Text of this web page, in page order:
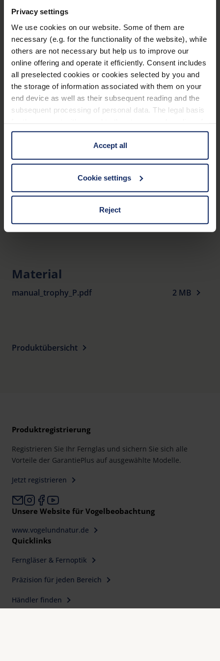
Privacy settings
We use cookies on our website. Some of them are
necessary (e.g. for the functionality of the website), while
others are not necessary but help us to improve our
online offering and operate it efficiently. Consent includes
all preselected cookies or cookies selected by you and
the storage of information associated with them on your
end device as well as their subsequent reading and the
subsequent processing of personal data. The legal basis
information is Art. 25 para. 1 TDDDG and with regard to
the processing of personal data Art. 6 para. 1 lit. a
GDPR. We also use cookies from third-party providers.
cases, the consent in these cases the transfer of data to
third countries, in particular to the U.S.A.
Policy and in the footer of our website).
Further information on the procedures used and your
Accept all
Cookie settings
Reject
Innovatives Design sorgt für modernen Look und
optimale Handhabung
Wetterfest, da wasserdicht
Stickstofffüllung verhindert das Beschlagen der
Innenoptik selbst bei großen Höhen- und
Temperaturunterschieden
Brillenträger-Okulare bieten auch
Neben der 10-jährigen Garantie wird zudem die
GarantiePlus gewährt
Zubehör
Trageriemen mit Schnellverschluss Tasche
Staubschutzkappen
Technische Daten
Basiseigenschaften
Glaseigenschaften
Optische Daten
Garantie
Material
manual_trophy_P.pdf 2 MB
Produktübersicht
Produktregistrierung
Registrieren Sie Ihr Fernglas und sichern Sie sich alle
Vorteile der GarantiePlus auf ausgewählte Modelle.
Jetzt registrieren
Unsere Website für Vogelbeobachtung
www.vogelundnatur.de
Quicklinks
Ferngläser & Fernoptik
Präzision für jeden Bereich
Händler finden